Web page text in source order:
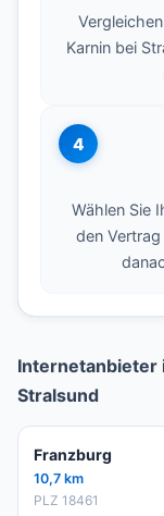
Karnin bei
4
Wählen Sie
den
Internetanbieter
Stralsund
Franzburg
10,7 km
PLZ 18461